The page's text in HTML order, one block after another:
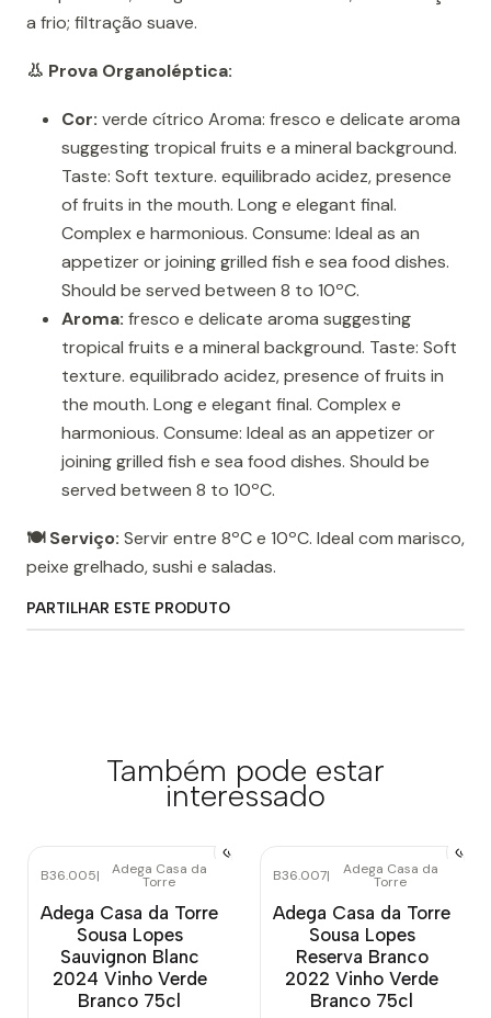
a frio; filtração suave.
👃 Prova Organoléptica:
Cor: verde cítrico Aroma: fresco e delicate aroma
suggesting tropical fruits e a mineral background.
Taste: Soft texture. equilibrado acidez, presence
of fruits in the mouth. Long e elegant final.
Complex e harmonious. Consume: Ideal as an
appetizer or joining grilled fish e sea food dishes.
Should be served between 8 to 10ºC.
Aroma: fresco e delicate aroma suggesting
tropical fruits e a mineral background. Taste: Soft
texture. equilibrado acidez, presence of fruits in
the mouth. Long e elegant final. Complex e
harmonious. Consume: Ideal as an appetizer or
joining grilled fish e sea food dishes. Should be
served between 8 to 10ºC.
🍽️ Serviço: Servir entre 8ºC e 10ºC. Ideal com marisco,
peixe grelhado, sushi e saladas.
PARTILHAR ESTE PRODUTO
Também pode estar
interessado
B36.005| Adega Casa da
Torre
Adega Casa da Torre
Sousa Lopes
Sauvignon Blanc
2024 Vinho Verde
Branco 75cl
B36.007| Adega Casa da
Torre
Adega Casa da Torre
Sousa Lopes
Reserva Branco
2022 Vinho Verde
Branco 75cl